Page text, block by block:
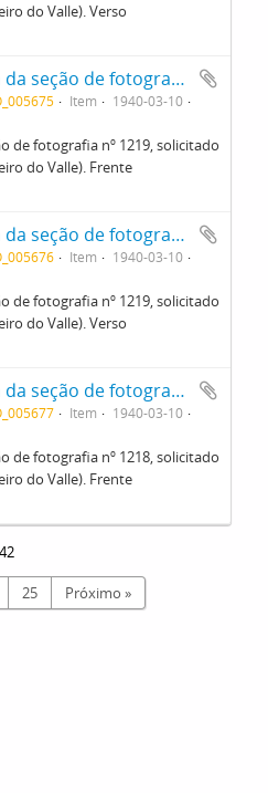
do Valle). Verso
reprodução de gráfico. Ficha da seção de fotografia nº 1219, solicitado pela Seção de Fisiopatologia (Dr. Ribeiro do Valle). Frente
Item
1940-03-10
de fotografia nº 1219, solicitado
do Valle). Frente
reprodução de gráfico. Ficha da seção de fotografia nº 1219, solicitado pela Seção de Fisiopatologia (Dr. Ribeiro do Valle). Verso
Item
1940-03-10
de fotografia nº 1219, solicitado
do Valle). Verso
reprodução de gráfico. Ficha da seção de fotografia nº 1218, solicitado pela Seção de Fisiopatologia (Dr. Ribeiro do Valle). Frente
Item
1940-03-10
de fotografia nº 1218, solicitado
do Valle). Frente
25 Próximo »